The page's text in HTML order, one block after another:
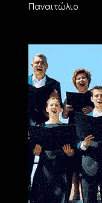
Παναιτώλιο